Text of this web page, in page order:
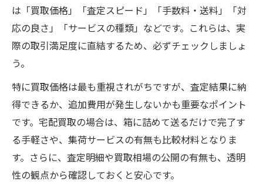
は「買取価格」「査定スピード」「手数料・送料」「対
応の良さ」「サービスの種類」などです。これらは、実
際の取引満足度に直結するため、必ずチェックしましょ
う。
特に買取価格は最も重視されがちですが、査定結果に納
得できるか、追加費用が発生しないかも重要なポイント
です。宅配買取の場合は、箱に詰めて送るだけで完了す
る手軽さや、集荷サービスの有無も比較材料となりま
す。さらに、査定明細や買取相場の公開の有無も、透明
性の観点から確認しておくと安心です。